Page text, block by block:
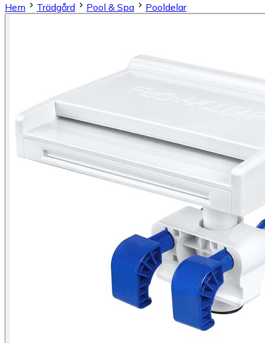
Hem
Trädgård Pool & Spa Pooldelar